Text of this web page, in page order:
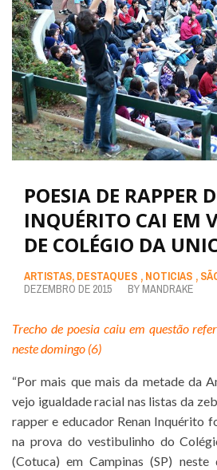
POESIA DE RAPPER
INQUÉRITO CAI EM
DE COLÉGIO DA
ARTISTAS, DESTAQUES , NOTICIAS ,
DEZEMBRO DE 2015
BY MANDRAKE
Trecho de poesia caiu em questão
neste domingo (6)
“Por mais que mais da metade da
vejo igualdade racial nas listas da
rapper e educador Renan Inquérito
na prova do vestibulinho do
(Cotuca) em Campinas (SP)